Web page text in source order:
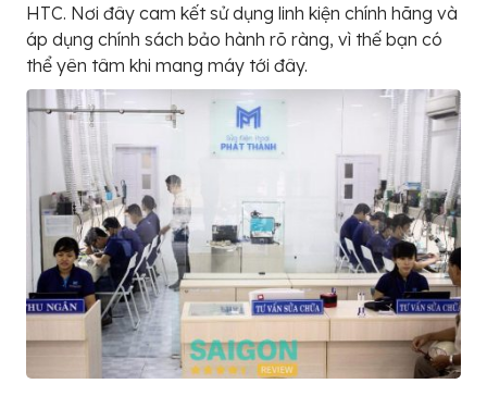
HTC. Nơi đây cam kết sử dụng linh kiện chính hãng và
áp dụng chính sách bảo hành rõ ràng, vì thế bạn có
thể yên tâm khi mang máy tới đây.